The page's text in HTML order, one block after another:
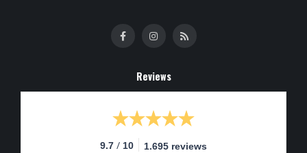
Reviews
9.7 / 10 1.695 reviews